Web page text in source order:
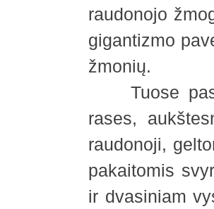
raudonojo
gigantizmo
žmonių.
Tuose
rases,
raudonoji,
pakaitomis
ir dvasiniam